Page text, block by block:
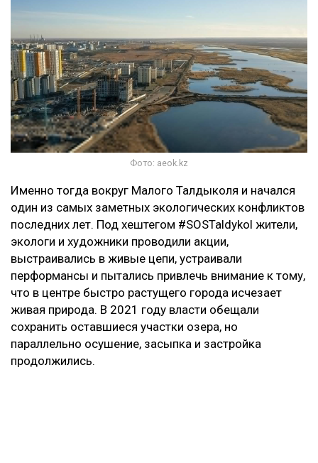
Фото: aeok.kz
Именно тогда вокруг Малого Талдыколя и начался
один из самых заметных экологических конфликтов
последних лет. Под хештегом #SOSTaldykol жители,
экологи и художники проводили акции,
выстраивались в живые цепи, устраивали
перформансы и пытались привлечь внимание к тому,
что в центре быстро растущего города исчезает
живая природа. В 2021 году власти обещали
сохранить оставшиеся участки озера, но
параллельно осушение, засыпка и застройка
продолжились.